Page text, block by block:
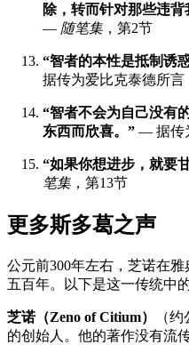
除，转而针对那些违
— 随笔集 ，第2节
“智者的本性是抵制诱
据传为爱比克泰德所言
“智者不会为自己没有
东西而欣喜。” — 据传
“如果你想进步，就要
笔集 ，第13节
更多斯多葛之声
公元前300年左右，芝诺在
五百年。以下是这一传统中
芝诺（Zeno of Citium）
（
的创始人。他的著作没有流